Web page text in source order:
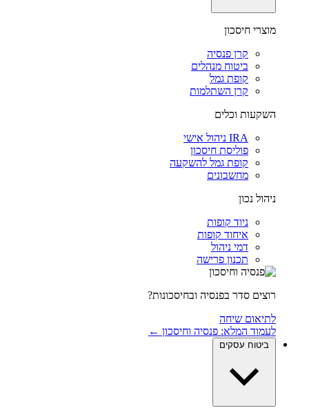
מוצרי חיסכון
קרן פנסיה
ביטוח מנהלים
קופת גמל
קרן השתלמות
השקעות וכלים
IRA ניהול אישי
פוליסת חיסכון
קופת גמל להשקעה
מחשבונים
ניהול נכון
ניוד קופות
איחוד קופות
דמי ניהול
תכנון פרישה
רוצים סדר בפנסיה ובחיסכונות?
לתיאום שיחה
לעמוד המלא: פנסיה וחיסכון ←
ביטוח עסקים